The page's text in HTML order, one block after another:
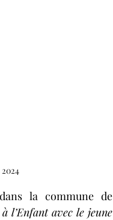
la commune de
l’Enfant avec le jeune